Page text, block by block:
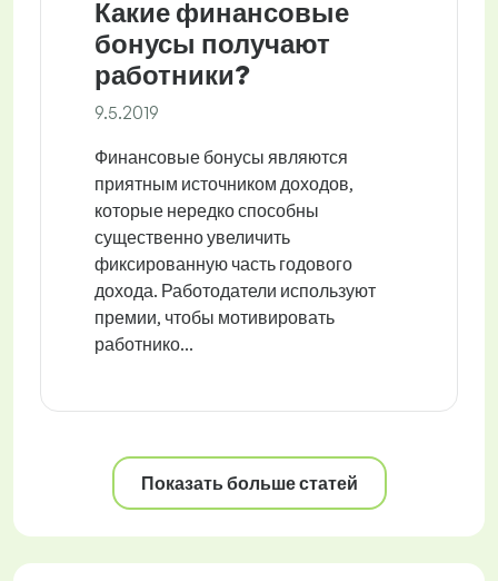
Какие финансовые
бонусы получают
работники?
9.5.2019
Финансовые бонусы являются
приятным источником доходов,
которые нередко способны
существенно увеличить
фиксированную часть годового
дохода. Работодатели используют
премии, чтобы мотивировать
работнико...
Показать больше статей